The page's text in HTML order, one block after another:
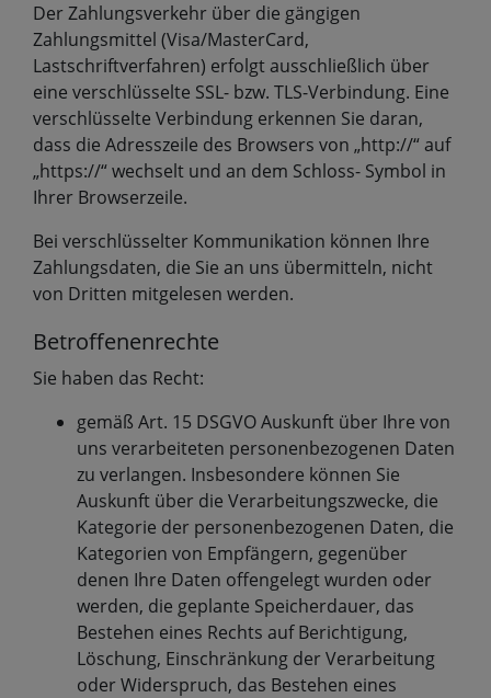
Der Zahlungsverkehr über die gängigen
Zahlungsmittel (Visa/MasterCard,
Lastschriftverfahren) erfolgt ausschließlich über
eine verschlüsselte SSL- bzw. TLS-Verbindung. Eine
verschlüsselte Verbindung erkennen Sie daran,
dass die Adresszeile des Browsers von „http://“ auf
„https://“ wechselt und an dem Schloss- Symbol in
Ihrer Browserzeile.
Bei verschlüsselter Kommunikation können Ihre
Zahlungsdaten, die Sie an uns übermitteln, nicht
von Dritten mitgelesen werden.
Betroffenenrechte
Sie haben das Recht:
gemäß Art. 15 DSGVO Auskunft über Ihre von
uns verarbeiteten personenbezogenen Daten
zu verlangen. Insbesondere können Sie
Auskunft über die Verarbeitungszwecke, die
Kategorie der personenbezogenen Daten, die
Kategorien von Empfängern, gegenüber
denen Ihre Daten offengelegt wurden oder
werden, die geplante Speicherdauer, das
Bestehen eines Rechts auf Berichtigung,
Löschung, Einschränkung der Verarbeitung
oder Widerspruch, das Bestehen eines